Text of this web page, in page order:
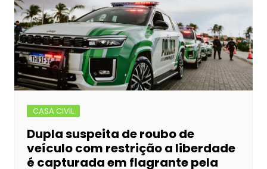
CASA CIVIL
Dupla suspeita de roubo de
veículo com restrição a liberdade
é capturada em flagrante pela